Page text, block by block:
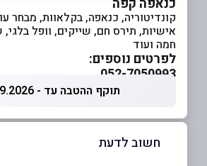
קונדיטוריה, כנאפה, בקלאוות, מבחר
אישיות, תירס חם, שייקים, וופל
חמה ועוד
לפרטים נוספים:
052-7050993
תוקף ההטבה עד - 08.09.2026
חשוב לדעת